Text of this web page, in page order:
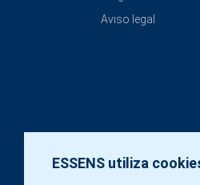
ESSENS utiliza
Aviso legal